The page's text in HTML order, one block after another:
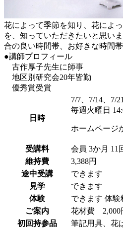
花によって季節を知り、花によ
を、知っていただきたいと思い
合の良い時間帯、お好きな時間
●講師プロフィール
古作厚子先生に師事
地区別研究会20年皆勤
優秀賞受賞
日時
7/7、7/14、7/
毎週火曜日
ホームページ
受講料 会員 3か月 11
維持費
3,388円
途中受講
できます
見学
できます
体験
できます 体験
ご案内
花材費 2,000
初回持参品
筆記用具、花